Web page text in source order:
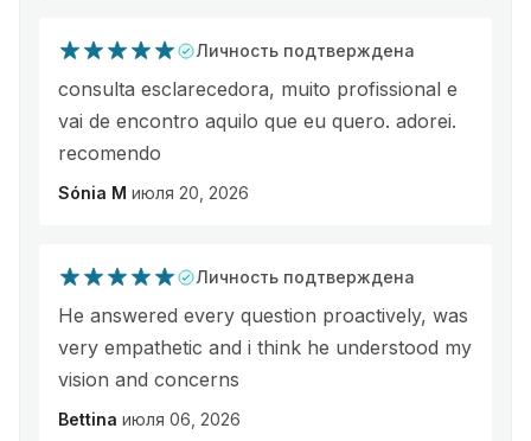
Личность подтверждена
consulta esclarecedora, muito profissional e
vai de encontro aquilo que eu quero. adorei.
recomendo
Sónia M июля 20, 2026
Личность подтверждена
He answered every question proactively, was
very empathetic and i think he understood my
vision and concerns
Bettina июля 06, 2026